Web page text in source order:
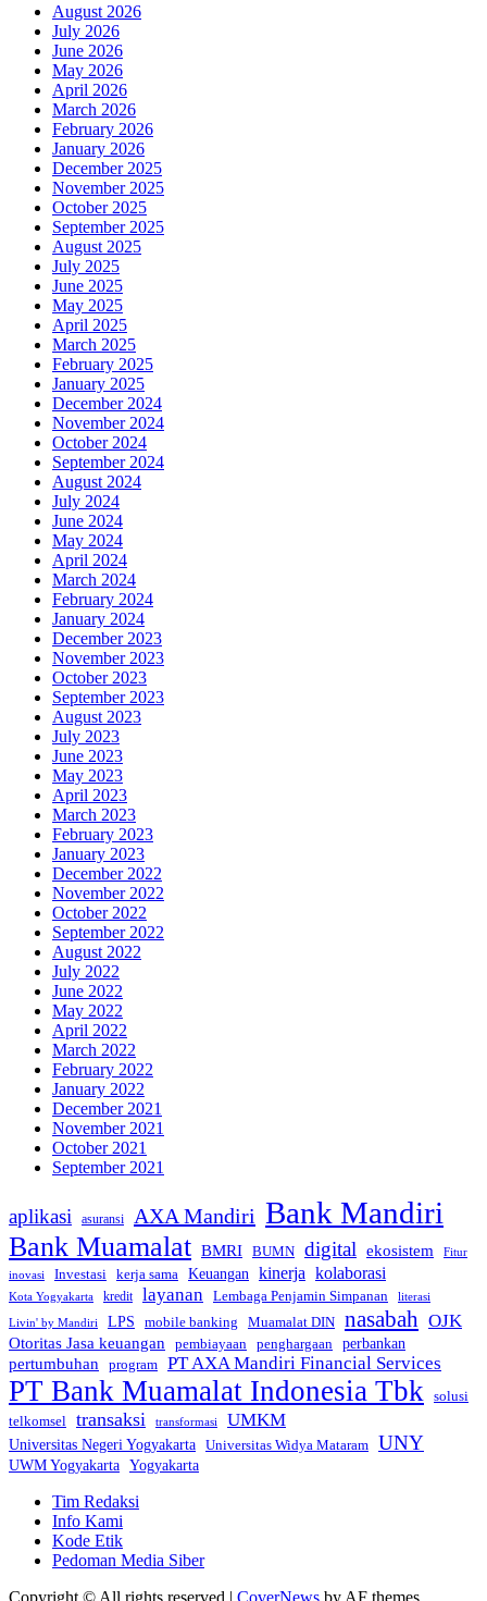
August 2026
July 2026
June 2026
May 2026
April 2026
March 2026
February 2026
January 2026
December 2025
November 2025
October 2025
September 2025
August 2025
July 2025
June 2025
May 2025
April 2025
March 2025
February 2025
January 2025
December 2024
November 2024
October 2024
September 2024
August 2024
July 2024
June 2024
May 2024
April 2024
March 2024
February 2024
January 2024
December 2023
November 2023
October 2023
September 2023
August 2023
July 2023
June 2023
May 2023
April 2023
March 2023
February 2023
January 2023
December 2022
November 2022
October 2022
September 2022
August 2022
July 2022
June 2022
May 2022
April 2022
March 2022
February 2022
January 2022
December 2021
November 2021
October 2021
September 2021
aplikasi asuransi AXA Mandiri Bank Mandiri
Bank Muamalat BMRI BUMN digital ekosistem Fitur
inovasi Investasi kerja sama Keuangan kinerja kolaborasi
Kota Yogyakarta kredit layanan Lembaga Penjamin Simpanan
literasi
Livin' by Mandiri
LPS mobile banking Muamalat DIN nasabah OJK
Otoritas Jasa keuangan pembiayaan penghargaan perbankan
pertumbuhan program PT AXA Mandiri Financial Services
PT Bank Muamalat Indonesia Tbk solusi
telkomsel transaksi transformasi UMKM
Universitas Negeri Yogyakarta Universitas Widya Mataram UNY
UWM Yogyakarta Yogyakarta
Tim Redaksi
Info Kami
Kode Etik
Pedoman Media Siber
Copyright © All rights reserved | CoverNews by AF themes.